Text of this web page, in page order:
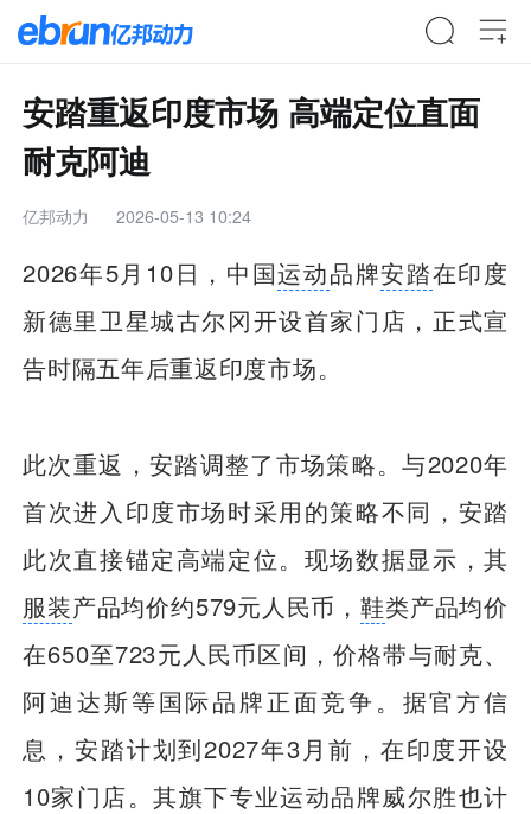
安踏重返印度市场 高端定位直面
耐克阿迪
亿邦动力 2026-05-13 10:24
2026年5月10日，中国运动品牌安踏在印度
新德里卫星城古尔冈开设首家门店，正式宣
告时隔五年后重返印度市场。
此次重返，安踏调整了市场策略。与2020年
首次进入印度市场时采用的策略不同，安踏
此次直接锚定高端定位。现场数据显示，其
服装产品均价约579元人民币，鞋类产品均价
在650至723元人民币区间，价格带与耐克、
阿迪达斯等国际品牌正面竞争。据官方信
息，安踏计划到2027年3月前，在印度开设
10家门店。其旗下专业运动品牌威尔胜也计